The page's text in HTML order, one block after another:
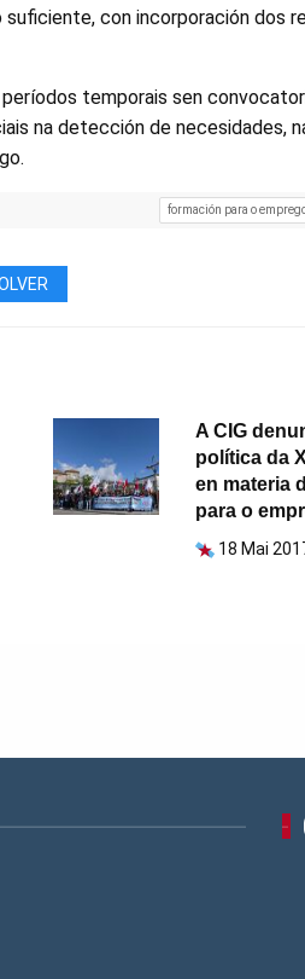
con incorporación dos
temporais sen
na detección de necesidades,
formación para o
A CIG
política da
en materia
para o
18 Mai